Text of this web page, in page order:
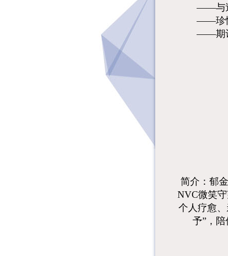
——与
——珍
——期
简介： 郁
NVC微笑
个人疗愈
予”，